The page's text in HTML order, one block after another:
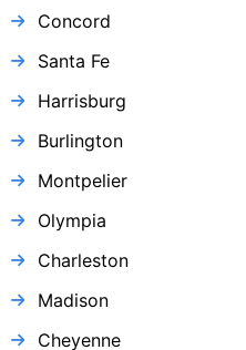
Concord
Santa Fe
Harrisburg
Burlington
Montpelier
Olympia
Charleston
Madison
Cheyenne